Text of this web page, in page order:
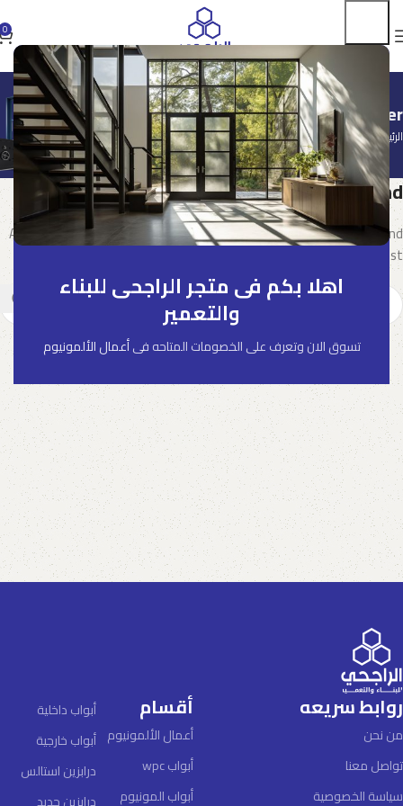
اهلا بكم فى متجر الراجحى للبناء
والتعمير
تسوق الان وتعرف على الخصومات المتاحه فىأعمال الألمونيوم
0
Posts byowner
الرئيسية
Nothing Found
Apologies, but no results were found. Perhaps searching will help find
a related post.
روابط سريعه
من نحن
تواصل معنا
سياسة الخصوصية
أقسام
أعمال الألمونيوم
أبواب wpc
أبواب المونيوم
أبواب داخلية
أبواب خارجية
درابزين استالس